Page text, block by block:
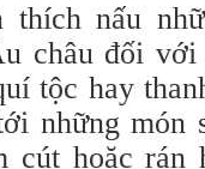
thích nấu
châu đối
tộc hay
những món
cút hoặc rán